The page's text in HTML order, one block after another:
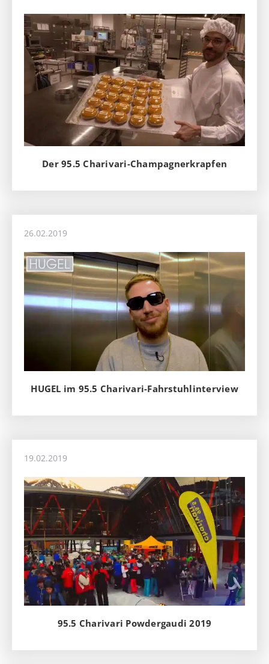
Der 95.5 Charivari-Champagnerkrapfen
26.02.2019
HUGEL im 95.5 Charivari-Fahrstuhlinterview
19.02.2019
95.5 Charivari Powdergaudi 2019